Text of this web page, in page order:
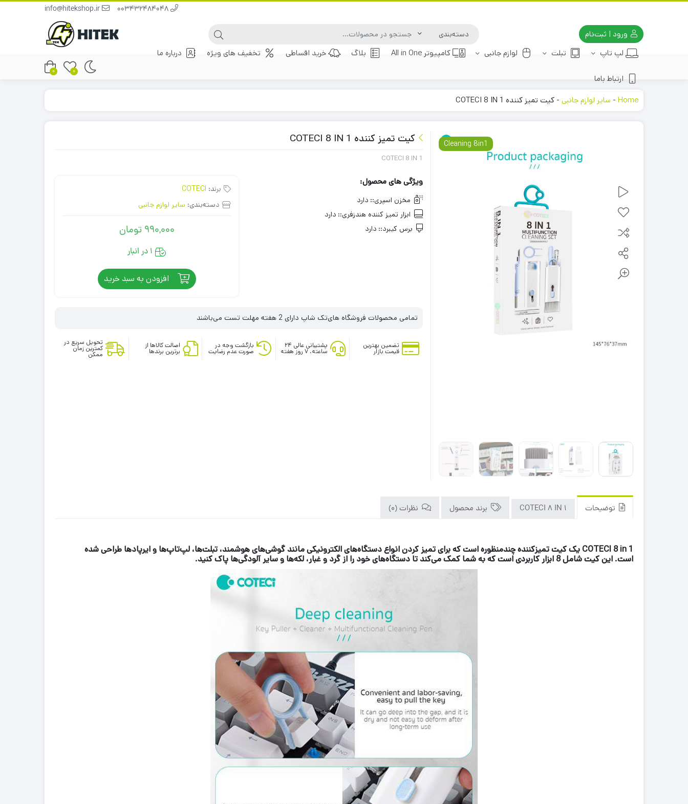
ورود | ثبت‌نام
لپ تاپ
تبلت لوازم جانبی کامپیوتر All in One بلاگ خرید اقساطی تخفیف های ویژه درباره ما
ارتباط باما
0
0
Home
- سایر لوازم جانبی - کیت تمیز کننده COTECI 8 IN 1
Cleaning 8in1 کیت تمیز کننده COTECI 8 IN 1
COTECI 8 IN 1
ویژگی های محصول:
مخزن اسپری:: دارد
ابزار تمیز کننده هندزفری:: دارد
برس کیبرد:: دارد
برند: COTECI
دسته‌بندی: سایر لوازم جانبی
990,000 تومان
1 در انبار
افزودن به سبد خرید
تمامی محصولات فروشگاه های‌تک شاپ دارای 2 هفته مهلت تست می‌باشند
تضمین بهترین
قیمت بازار
پشتیبانی عالی ۲۴
ساعته، ۷ روز هفته
بازگشت وجه در
صورت عدم رضایت
اصالت کالاها از
برترین برندها
تحویل سریع در
کمترین زمان
ممکن
توضیحات COTECI 8 IN 1 برند محصول نظرات (0)
COTECI 8 in 1 یک کیت تمیزکننده چندمنظوره است که برای تمیز کردن انواع دستگاه‌های الکترونیکی مانند گوشی‌های هوشمند، تبلت‌ها، لپ‌تاپ‌ها و ایرپادها طراحی شده
است. این کیت شامل 8 ابزار کاربردی است که به شما کمک می‌کند تا دستگاه‌های خود را از گرد و غبار، لکه‌ها و سایر آلودگی‌ها پاک کنید.